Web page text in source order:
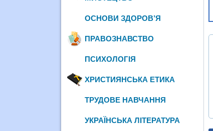
ОСНОВИ ЗДОРОВ’Я
ПРАВОЗНАВСТВО
ПСИХОЛОГІЯ
ХРИСТИЯНСЬКА ЕТИКА
ТРУДОВЕ НАВЧАННЯ
УКРАЇНСЬКА ЛІТЕРАТУРА